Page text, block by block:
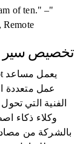
of ten." –
Remote
تخصيص سير
عمل متعددة
الفنية التي
وكلاء ذكاء